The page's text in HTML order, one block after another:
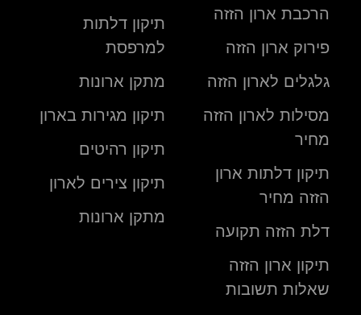
הרכבת ארון הזזה
פירוק ארון הזזה
גלגלים לארון הזזה
מסילות לארון הזזה
מחיר
תיקון דלתות ארון
הזזה מחיר
דלת הזזה תקועה
תיקון ארון הזזה
שאלות תשובות
תיקון דלתות
למרפסת
מתקן ארונות
תיקון מגירות בארון
תיקון רהיטים
תיקון צירים לארון
מתקן ארונות